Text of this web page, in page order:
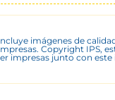
imágenes de
Copyright IPS,
impresas junto con